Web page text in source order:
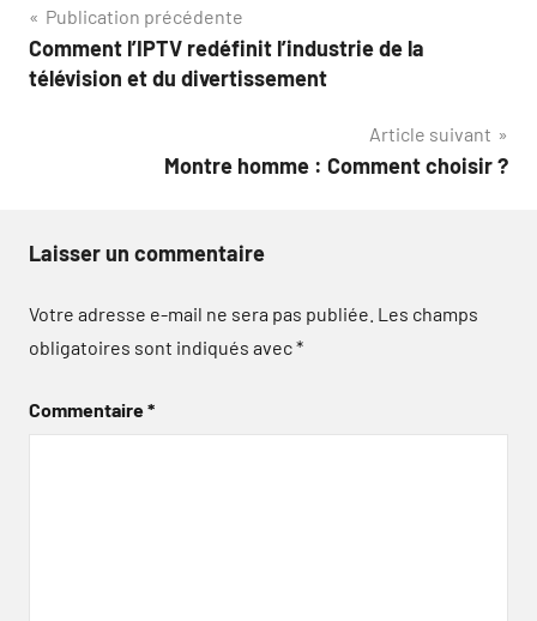
Navigation
de
Publication précédente
Comment l’IPTV redéfinit l’industrie de la
télévision et du divertissement
Article suivant
Montre homme : Comment choisir ?
Laisser un commentaire
Votre adresse e-mail ne sera pas publiée. Les champs
obligatoires sont indiqués avec*
Commentaire*